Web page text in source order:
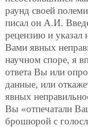
раунд своей
писал он А.И.
рецензию и
Вами явных
научном споре, я
ответа Вы или
данные, или
явных
Вы «отпечатали
брошюрой с